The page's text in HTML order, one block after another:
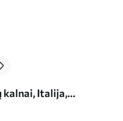
kalnai, Italija,
Nr s44601